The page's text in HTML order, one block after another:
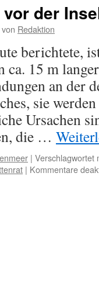
der
von Redaktion
berichtete,
ca. 15 m
an der
sie
Ursachen
die …
| Verschlagwortet
| Kommentare